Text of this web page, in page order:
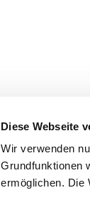
Diese Webseite
Wir verwenden
Grundfunktionen
ermöglichen. Die